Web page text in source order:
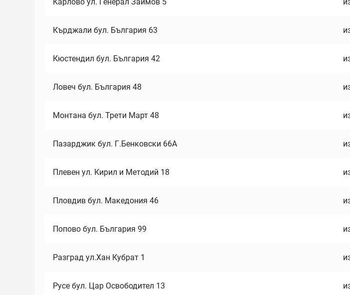
Кърджали бул. България 63
Кюстендил бул. България 42
Ловеч бул. България 48
Монтана бул. Трети Март 48
Пазарджик бул. Г.Бенковски 66А
Плевен ул. Кирил и Методий 18
Пловдив бул. Македония 46
Попово бул. България 99
Разград ул.Хан Кубрат 1
Русе бул. Цар Освободител 13